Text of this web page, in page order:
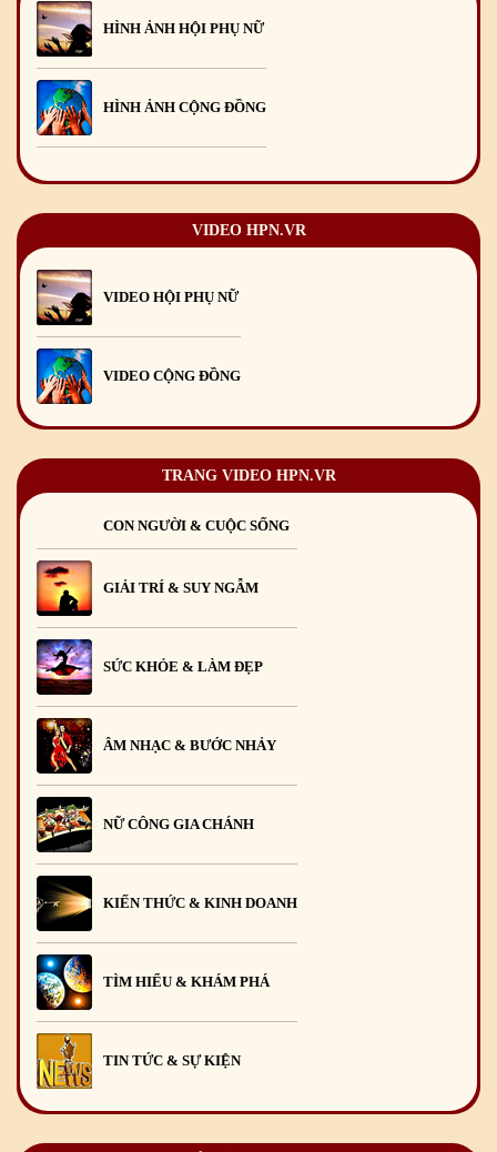
Chúc mừng Giáng sinh và Năm mới 2020
Mừng Xuân Kỷ Hợi 2019
Chúc mừng Giáng sinh và Năm mới 2019
Mừng Xuân Bính Ngọ 2026
Chúc mừng Giáng sinh và Năm mới 2026 24/12/2025
Chúc mừng Giáng sinh và Năm mới 2025
Mừng Xuân Giáp Thìn 2024
HÌNH ẢNH HỘI PHỤ NỮ
HÌNH ẢNH CỘNG ĐỒNG
VIDEO HPN.VR
VIDEO HỘI PHỤ NỮ
VIDEO CỘNG ĐỒNG
TRANG VIDEO HPN.VR
CON NGƯỜI & CUỘC SỐNG
GIẢI TRÍ & SUY NGẪM
SỨC KHỎE & LÀM ĐẸP
ÂM NHẠC & BƯỚC NHẢY
NỮ CÔNG GIA CHÁNH
KIẾN THỨC & KINH DOANH
TÌM HIỂU & KHÁM PHÁ
TIN TỨC & SỰ KIỆN